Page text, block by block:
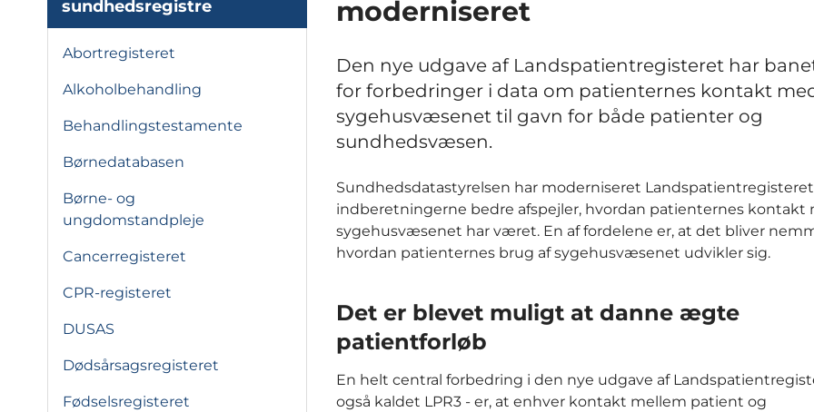
sundhedsregistre
Abortregisteret
Alkoholbehandling
Behandlingstestamente
Børnedatabasen
Børne- og
ungdomstandpleje
Cancerregisteret
CPR-registeret
DUSAS
Dødsårsagsregisteret
Fødselsregisteret
moderniseret
Den nye udgave af Landspatientregisteret har
for forbedringer i data om patienternes kontakt
sygehusvæsenet til gavn for både patienter og
sundhedsvæsen.
Sundhedsdatastyrelsen har moderniseret
indberetningerne bedre afspejler, hvordan patienternes kontakt
sygehusvæsenet har været. En af fordelene er, at det bliver
hvordan patienternes brug af sygehusvæsenet udvikler sig.
Det er blevet muligt at danne ægte
patientforløb
En helt central forbedring i den nye udgave af
også kaldet LPR3 - er, at enhver kontakt mellem patient og